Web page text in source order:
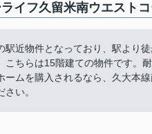
イフ久留米南ウエスト
駅近物件となっており、駅より
こちらは15階建ての物件です。
ームを購入されるなら、久大本
さい。